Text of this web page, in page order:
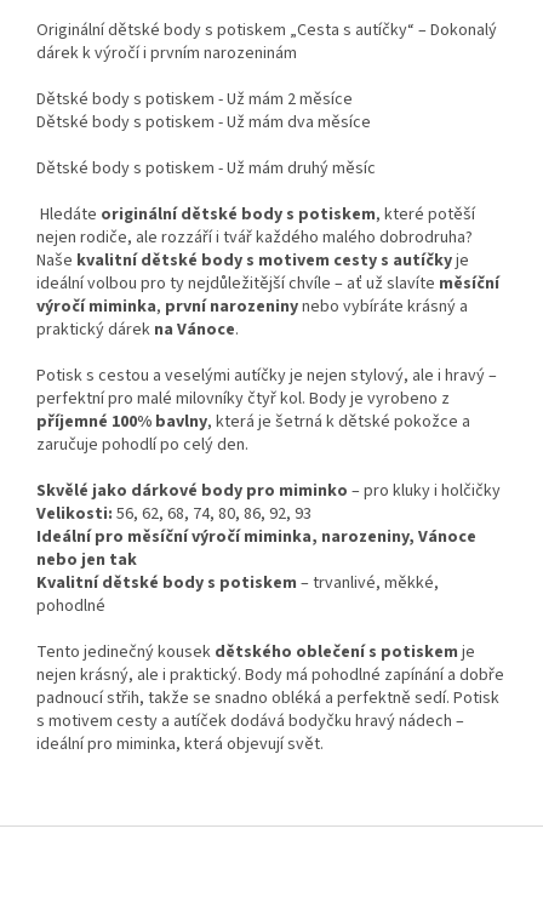
Originální dětské body s potiskem „Cesta s autíčky“ – Dokonalý
dárek k výročí i prvním narozeninám
Dětské body s potiskem - Už mám 2 měsíce
Dětské body s potiskem - Už mám dva měsíce
Dětské body s potiskem - Už mám druhý měsíc
Hledáte originální dětské body s potiskem, které potěší
nejen rodiče, ale rozzáří i tvář každého malého dobrodruha?
Naše kvalitní dětské body s motivem cesty s autíčkyje
ideální volbou pro ty nejdůležitější chvíle – ať už slavíte měsíční
výročí miminka, první narozeninynebo vybíráte krásný a
praktický dárek na Vánoce.
Potisk s cestou a veselými autíčky je nejen stylový, ale i hravý –
perfektní pro malé milovníky čtyř kol. Body je vyrobeno z
příjemné 100% bavlny, která je šetrná k dětské pokožce a
zaručuje pohodlí po celý den.
Skvělé jako dárkové body pro miminko – pro kluky i holčičky
Velikosti: 56, 62, 68, 74, 80, 86, 92, 93
Ideální pro měsíční výročí miminka, narozeniny, Vánoce
nebo jen tak
Kvalitní dětské body s potiskem – trvanlivé, měkké,
pohodlné
Tento jedinečný kousek dětského oblečení s potiskem je
nejen krásný, ale i praktický. Body má pohodlné zapínání a dobře
padnoucí střih, takže se snadno obléká a perfektně sedí. Potisk
s motivem cesty a autíček dodává bodyčku hravý nádech –
ideální pro miminka, která objevují svět.